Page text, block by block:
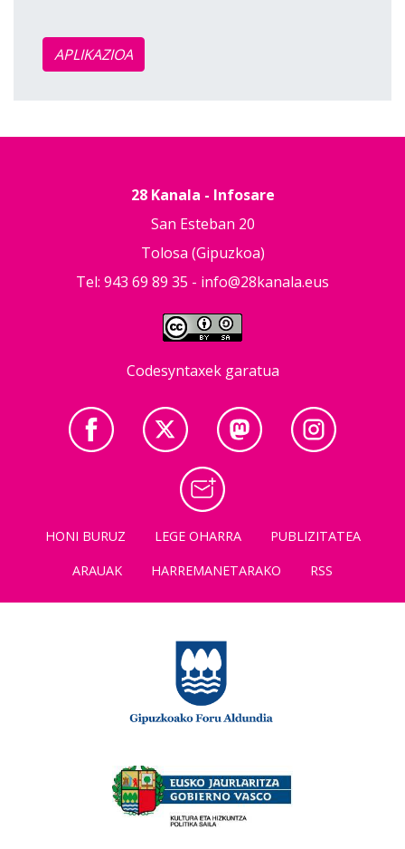
APLIKAZIOA
28 Kanala - Infosare
San Esteban 20
Tolosa (Gipuzkoa)
Tel: 943 69 89 35 - info@28kanala.eus
Codesyntaxek garatua
HONI BURUZ LEGE OHARRA
PUBLIZITATEA
ARAUAK
HARREMANETARAKO RSS